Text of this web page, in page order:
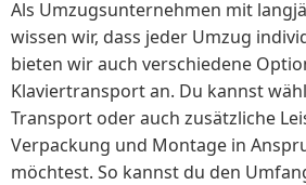
Als Umzugsunternehmen mit
wissen wir, dass jeder Umzug
bieten wir auch verschiedene
Klaviertransport an. Du kannst
Transport oder auch zusätzliche
Verpackung und Montage in
möchtest. So kannst du den